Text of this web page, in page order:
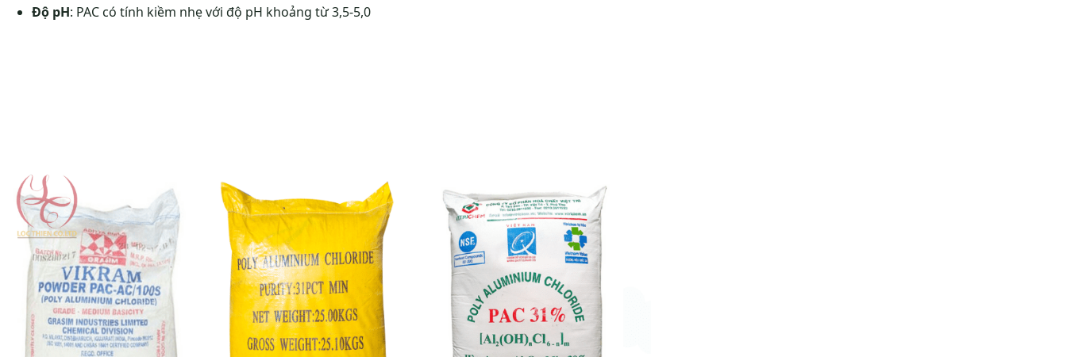
Độ pH: PAC có tính kiềm nhẹ với độ pH khoảng từ 3,5-5,0